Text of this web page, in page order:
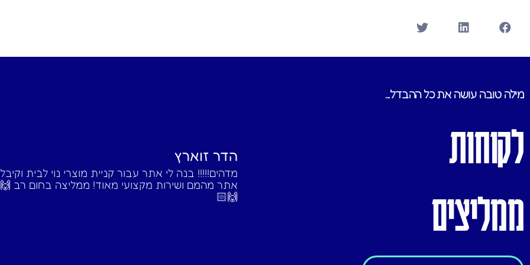
מילה טובה עושה את כל ההבדל...
לקוחות
ממליצים
הדר זוארץ
מדהים!!!!! בנה לי אתר עבור קניית מוצרי נוי לבית
אתר מהמם ושירות מקצועי מאוד! ממליצה בחום רב
🙌🏻‎